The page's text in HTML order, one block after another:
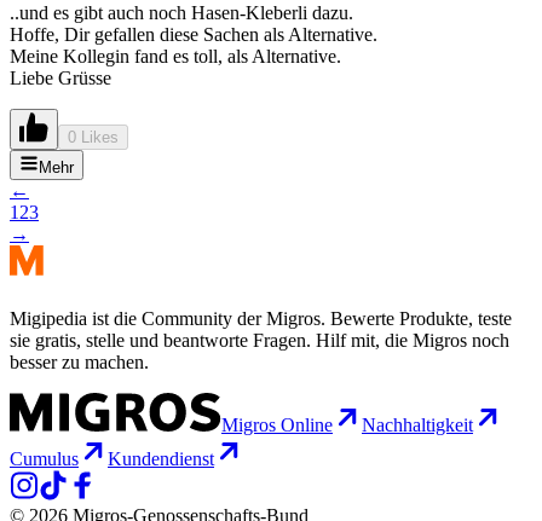
..und es gibt auch noch Hasen-Kleberli dazu.
Hoffe, Dir gefallen diese Sachen als Alternative.
Meine Kollegin fand es toll, als Alternative.
Liebe Grüsse
0 Likes
Mehr
←
1 23
→
Migipedia ist die Community der Migros. Bewerte Produkte, teste
sie gratis, stelle und beantworte Fragen. Hilf mit, die Migros noch
besser zu machen.
Migros Online
Nachhaltigkeit
Cumulus
Kundendienst
© 2026 Migros-Genossenschafts-Bund